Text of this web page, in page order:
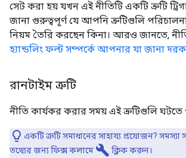
সেট করা হয় যখন এই নীতিটি একটি ত্রুটি
জানা গুরুত্বপূর্ণ যে আপনি ত্রুটিগুলি
নিয়ম তৈরি করছেন কিনা। আরও জানতে,
হ্যান্ডলিং ফল্ট সম্পর্কে আপনার যা জানা
রানটাইম ত্রুটি
নীতি কার্যকর করার সময় এই ত্রুটিগুলি ঘটতে
একটি ত্রুটি সমাধানের সাহায্য প্রয়োজন? সমস্যা
তথ্যের জন্য ফিক্স কলামে build ক্লিক করুন।